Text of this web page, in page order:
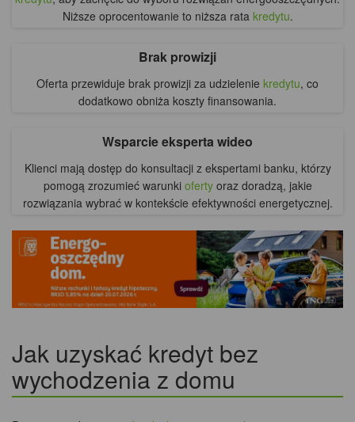
Niższe oprocentowanie to niższa rata kredytu.
Brak prowizji
Oferta przewiduje brak prowizji za udzielenie kredytu, co
dodatkowo obniża koszty finansowania.
Wsparcie eksperta wideo
Klienci mają dostęp do konsultacji z ekspertami banku, którzy
pomogą zrozumieć warunki ofertyoraz doradzą, jakie
rozwiązania wybrać w kontekście efektywności energetycznej.
Jak uzyskać kredyt bez
wychodzenia z domu